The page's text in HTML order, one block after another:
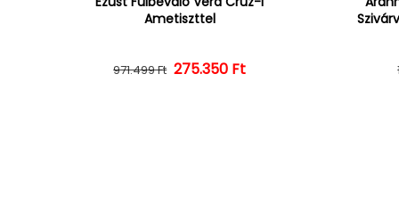
Ametiszttel
Normál ár
971.499 Ft Kedvezményes ár
275.350 Ft